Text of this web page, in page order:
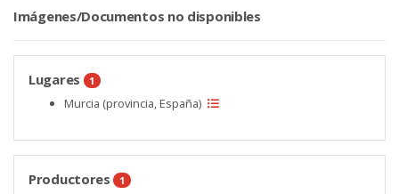
Imágenes/Documentos no disponibles
Lugares 1
Murcia (provincia, España)
Productores 1